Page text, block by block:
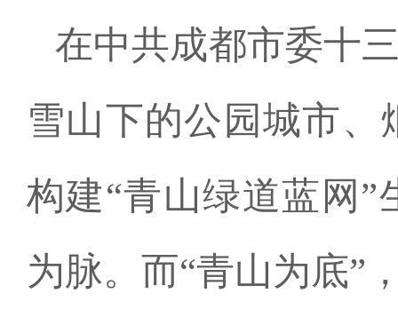
在中共成都市委十
雪山下的公园城市
构建“青山绿道蓝网
为脉。而“青山为底”